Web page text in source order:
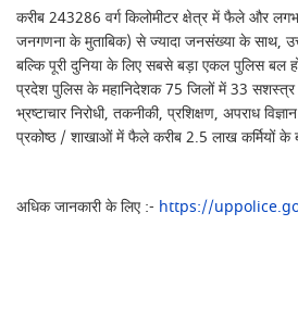
करीब 243286 वर्ग किलोमीटर क्षेत्र में फैले और
जनगणना के मुताबिक) से ज्यादा जनसंख्या के साथ,
बल्कि पूरी दुनिया के लिए सबसे बड़ा एकल पुलिस बल
प्रदेश पुलिस के महानिदेशक 75 जिलों में 33 सशस्त्र
भ्रष्टाचार निरोधी, तकनीकी, प्रशिक्षण, अपराध
प्रकोष्ठ / शाखाओं में फैले करीब 2.5 लाख कर्मियों
अधिक जानकारी के लिए :- https://